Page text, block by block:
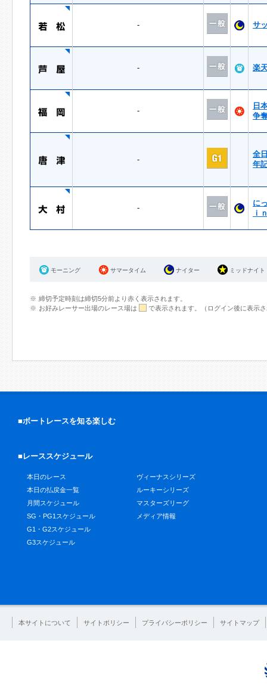
- サ
- 楽
-
日
争
-
全
年
-
に
ｉ
モーニング サマータイム ナイター ミッドナイト
締切予定時刻は締切5分前より赤く表示されます。
お好みレーサー出場のレース場は
で表示されます。（ログイン後に表示
■ボートレースを知る楽しむ
■レーススケジュール
本日のレース
本日の払戻金一覧
月間スケジュール
SG・PG1スケジュール
G1・G2スケジュール
G3スケジュール
ヴィーナスシリーズ
ルーキーシリーズ
マスターズリーグ
メディア情報
本サイトについて サイトポリシー プライバシーポリシー サイトマップ